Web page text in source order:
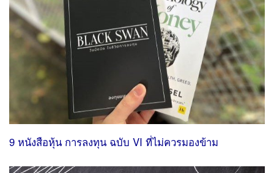
9 หนังสือหุ้น การลงทุน ฉบับ VI ที่ไม่ควรมองข้าม